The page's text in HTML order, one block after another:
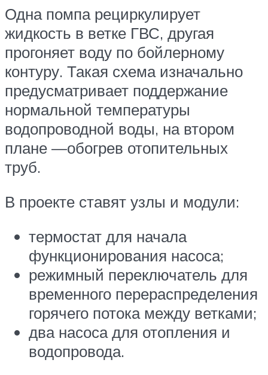
Одна помпа рециркулирует
жидкость в ветке ГВС, другая
прогоняет воду по бойлерному
контуру. Такая схема изначально
предусматривает поддержание
нормальной температуры
водопроводной воды, на втором
плане —обогрев отопительных
труб.
В проекте ставят узлы и модули:
термостат для начала
функционирования насоса;
режимный переключатель для
временного перераспределения
горячего потока между ветками;
два насоса для отопления и
водопровода.